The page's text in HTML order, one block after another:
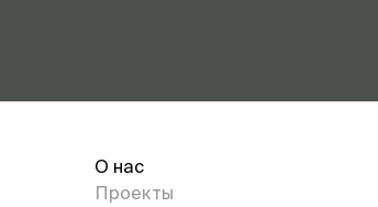
О нас
Проекты